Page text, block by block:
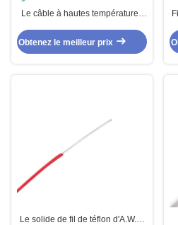
Le câble à hautes températures
UL1882 pour les appareils
Obtenez le meilleur prix
Le solide de fil de téflon d'A.W.G.